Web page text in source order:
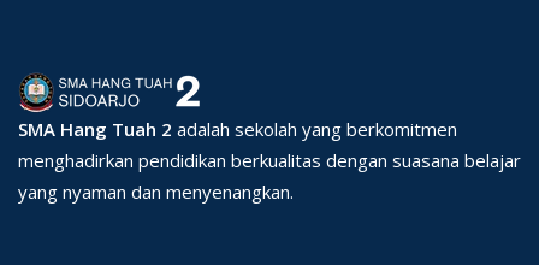
SMA Hang Tuah 2 adalah sekolah yang berkomitmen
menghadirkan pendidikan berkualitas dengan suasana belajar
yang nyaman dan menyenangkan.